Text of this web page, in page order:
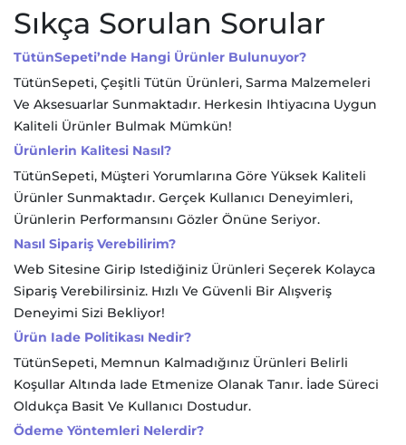
Sıkça Sorulan Sorular
TütünSepeti’nde Hangi Ürünler Bulunuyor?
TütünSepeti, Çeşitli Tütün Ürünleri, Sarma Malzemeleri
Ve Aksesuarlar Sunmaktadır. Herkesin Ihtiyacına Uygun
Kaliteli Ürünler Bulmak Mümkün!
Ürünlerin Kalitesi Nasıl?
TütünSepeti, Müşteri Yorumlarına Göre Yüksek Kaliteli
Ürünler Sunmaktadır. Gerçek Kullanıcı Deneyimleri,
Ürünlerin Performansını Gözler Önüne Seriyor.
Nasıl Sipariş Verebilirim?
Web Sitesine Girip Istediğiniz Ürünleri Seçerek Kolayca
Sipariş Verebilirsiniz. Hızlı Ve Güvenli Bir Alışveriş
Deneyimi Sizi Bekliyor!
Ürün Iade Politikası Nedir?
TütünSepeti, Memnun Kalmadığınız Ürünleri Belirli
Koşullar Altında Iade Etmenize Olanak Tanır. İade Süreci
Oldukça Basit Ve Kullanıcı Dostudur.
Ödeme Yöntemleri Nelerdir?